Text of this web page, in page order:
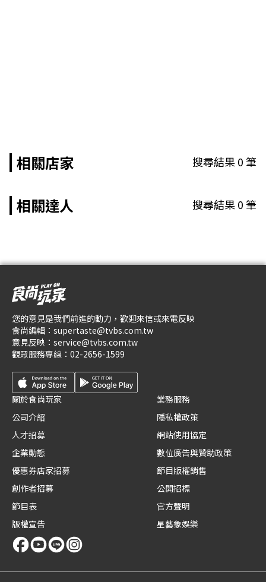
相關店家 搜尋結果0筆
相關達人 搜尋結果0筆
您的意見是我們前進的動力，歡迎來信或來電反映
食尚編輯： supertaste@tvbs.com.tw
意見反映： service@tvbs.com.tw
觀眾服務專線： 02-2656-1599
關於食尚玩家
公司介紹
人才招募
企業動態
優惠券店家招募
創作者招募
節目表
版權宣告
業務服務
隱私權政策
網站使用協定
數位廣告與贊助政策
節目版權銷售
公開招標
官方聲明
星藝象娛樂